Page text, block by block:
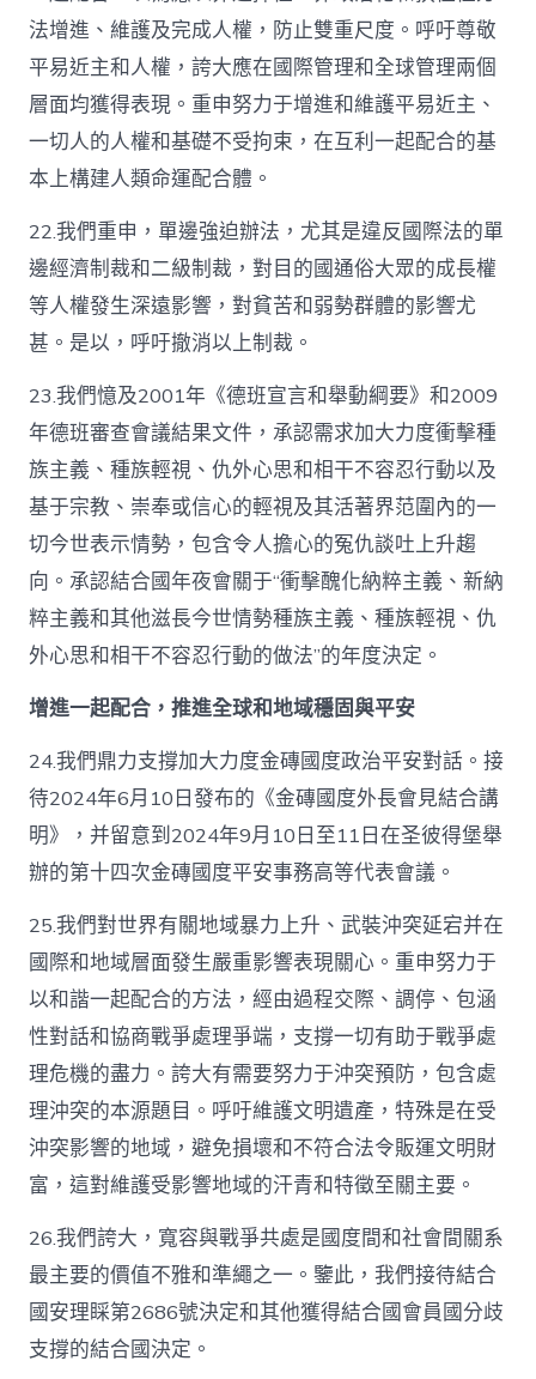
法增進、維護及完成人權，防止雙重尺度。呼吁尊敬
平易近主和人權，誇大應在國際管理和全球管理兩個
層面均獲得表現。重申努力于增進和維護平易近主、
一切人的人權和基礎不受拘束，在互利一起配合的基
本上構建人類命運配合體。
22.我們重申，單邊強迫辦法，尤其是違反國際法的單
邊經濟制裁和二級制裁，對目的國通俗大眾的成長權
等人權發生深遠影響，對貧苦和弱勢群體的影響尤
甚。是以，呼吁撤消以上制裁。
23.我們憶及2001年《德班宣言和舉動綱要》和2009
年德班審查會議結果文件，承認需求加大力度衝擊種
族主義、種族輕視、仇外心思和相干不容忍行動以及
基于宗教、崇奉或信心的輕視及其活著界范圍內的一
切今世表示情勢，包含令人擔心的冤仇談吐上升趨
向。承認結合國年夜會關于“衝擊醜化納粹主義、新納
粹主義和其他滋長今世情勢種族主義、種族輕視、仇
外心思和相干不容忍行動的做法”的年度決定。
增進一起配合，推進全球和地域穩固與平安
24.我們鼎力支撐加大力度金磚國度政治平安對話。接
待2024年6月10日發布的《金磚國度外長會見結合講
明》，并留意到2024年9月10日至11日在圣彼得堡舉
辦的第十四次金磚國度平安事務高等代表會議。
25.我們對世界有關地域暴力上升、武裝沖突延宕并在
國際和地域層面發生嚴重影響表現關心。重申努力于
以和諧一起配合的方法，經由過程交際、調停、包涵
性對話和協商戰爭處理爭端，支撐一切有助于戰爭處
理危機的盡力。誇大有需要努力于沖突預防，包含處
理沖突的本源題目。呼吁維護文明遺產，特殊是在受
沖突影響的地域，避免損壞和不符合法令販運文明財
富，這對維護受影響地域的汗青和特徵至關主要。
26.我們誇大，寬容與戰爭共處是國度間和社會間關系
最主要的價值不雅和準繩之一。鑒此，我們接待結合
國安理睬第2686號決定和其他獲得結合國會員國分歧
支撐的結合國決定。